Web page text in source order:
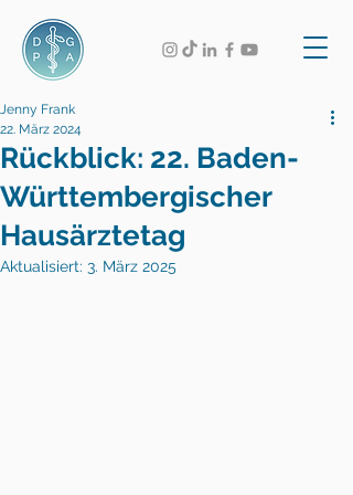
Rückblick: 22. Baden-
Württembergischer
Hausärztetag
Jenny Frank
22. März 2024
Aktualisiert: 3. März 2025